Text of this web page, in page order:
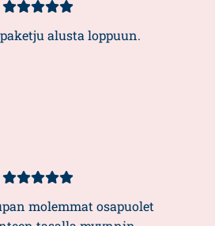
Kundbetyg
5/5
alusta loppuun.
Kundbetyg
molemmat osapuolet